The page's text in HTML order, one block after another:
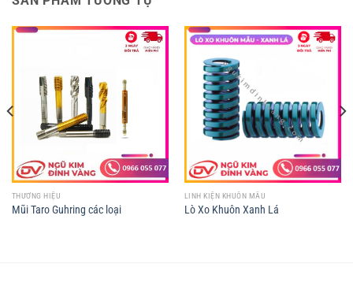
THƯƠNG HIỆU
Mũi Taro Guhring các loại
LINH KIỆN KHUÔN MẪU
Lò Xo Khuôn Xanh Lá